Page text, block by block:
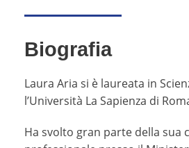
Biografia
Laura Aria si è laureata in
l’Università La Sapienza di
Ha svolto gran parte della sua